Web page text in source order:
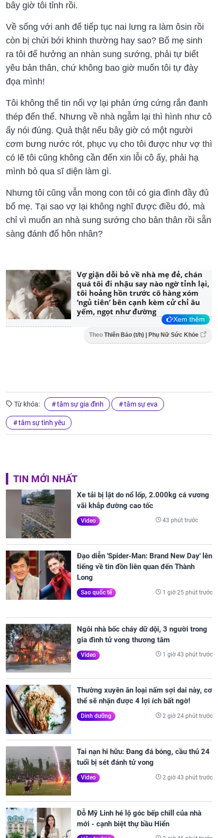
bây giờ tôi tỉnh rồi.
Về sống với anh để tiếp tục nai lưng ra làm ôsin rồi
còn bị chửi bới khinh thường hay sao? Bố mẹ sinh
ra tôi để hưởng an nhàn sung sướng, phải tự biết
yêu bản thân, chứ không bao giờ muốn tôi tự đày
đọa mình!
Tôi không thể tin nổi vợ lại phản ứng cứng rắn đanh
thép đến thế. Nhưng về nhà ngẫm lại thì hình như cô
ấy nói đúng. Quả thật nếu bây giờ có một người
cơm bưng nước rót, phục vụ cho tôi được như vợ thì
có lẽ tôi cũng không cần đến xin lỗi cô ấy, phải hạ
mình bỏ qua sĩ diện làm gì.
Nhưng tôi cũng vẫn mong con tôi có gia đình đầy đủ
bố mẹ. Tại sao vợ lại không nghĩ được điều đó, mà
chỉ vì muốn an nhà sung sướng cho bản thân rồi sẵn
sàng đánh đổ hôn nhân?
Vợ giận dỗi bỏ về nhà mẹ đẻ, chán
quá tôi đi nhậu say nào ngờ tỉnh lại,
tôi hoảng hồn trước cô hàng xóm
‘ngủ tiên’ bên cạnh kèm cử chỉ âu
yếm, ngọt như đường
Xem thêm
Theo Thiên Bảo (t/h) | Phụ Nữ Sức Khỏe
Từ khóa: tâm sự gia đình tâm sự eva
tâm sự tình yêu
TIN MỚI NHẤT
Xe tải bị lật do nổ lốp, 2.000kg cá vương
vãi khắp đường cao tốc
Video 43 phút trước
Đạo diễn 'Spider-Man: Brand New Day' lên
tiếng về tin đồn liên quan đến Thành
Long
Sao quốc tế 1 giờ 25 phút trước
Ngôi nhà bốc cháy dữ dội, 3 người trong
gia đình tử vong thương tâm
Video 1 giờ 43 phút trước
Thường xuyên ăn loại nấm sợi dai này, cơ
thể sẽ nhận được 4 lợi ích bất ngờ!
Dinh dưỡng 2 giờ 24 phút trước
Tai nạn hi hữu: Đang đá bóng, cầu thủ 24
tuổi bị sét đánh tử vong
Video 2 giờ 43 phút trước
Đỗ Mỹ Linh hé lộ góc bếp chill của nhà
mới - cạnh biệt thự bầu Hiển